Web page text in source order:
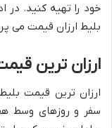
خود را تهیه کنید. در
بلیط ارزان قیمت می
ارزان ترین
ارزان ترین قیمت
سفر و روزهای وسط